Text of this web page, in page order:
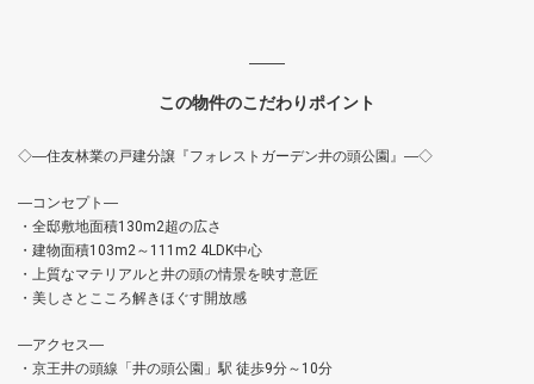
この物件のこだわりポイント
◇―住友林業の戸建分譲『フォレストガーデン井の頭公園』―◇
―コンセプト―
・全邸敷地面積130m2超の広さ
・建物面積103m2～111m2 4LDK中心
・上質なマテリアルと井の頭の情景を映す意匠
・美しさとこころ解きほぐす開放感
―アクセス―
・京王井の頭線「井の頭公園」駅 徒歩9分～10分